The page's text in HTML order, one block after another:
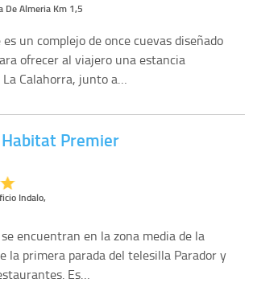
De Almeria Km 1,5
un complejo de once cuevas diseñado
ofrecer al viajero una estancia
Calahorra, junto a…
Premier
Indalo,
encuentran en la zona media de la
la primera parada del telesilla Parador y
Es…